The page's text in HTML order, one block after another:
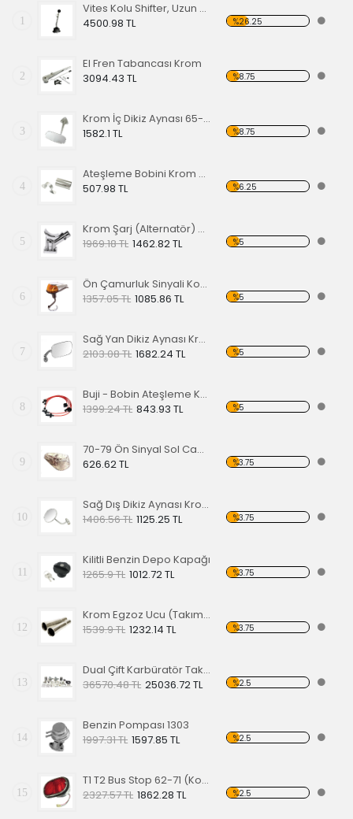
1
Vites Kolu Shifter, Uzun Tip, (Tetikli Model)
4500.98 TL
%26.25
2
El Fren Tabancası Krom
3094.43 TL
%8.75
3
Krom İç Dikiz Aynası 65-67
1582.1 TL
%8.75
4
Ateşleme Bobini Krom Kaplaması
507.98 TL
%6.25
5
Krom Şarj (Alternatör) Dinamo Ayağı
1969.18 TL 1462.82 TL %5
6
Ön Çamurluk Sinyali Komple 65> 1300-1302-1303
1357.05 TL 1085.86 TL %5
7
Sağ Yan Dikiz Aynası Krom 68-79
2103.08 TL 1682.24 TL %5
8
Buji - Bobin Ateşleme Kablo Seti - Kırmızı
1399.24 TL 843.93 TL %5
9
70-79 Ön Sinyal Sol Cam Şeffaf (Amerikan Sinyal)
626.62 TL
%3.75
10
Sağ Dış Dikiz Aynası Krom 50-68
1406.56 TL 1125.25 TL %3.75
11
Kilitli Benzin Depo Kapağı
1265.9 TL 1012.72 TL %3.75
12
Krom Egzoz Ucu (Takım Fiyatıdır)
1539.9 TL 1232.14 TL %3.75
13
Dual Çift Karbüratör Takımı -EPC-34 TP1
36570.48 TL 25036.72 TL %2.5
14
Benzin Pompası 1303
1997.31 TL 1597.85 TL %2.5
15
T1 T2 Bus Stop 62-71 (Komple)
2327.57 TL 1862.28 TL %2.5